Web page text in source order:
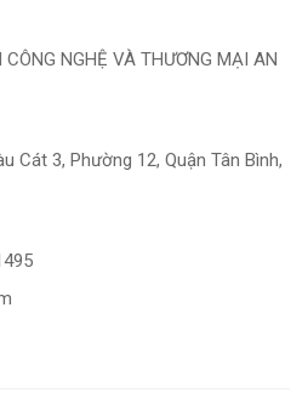
NGHỆ VÀ THƯƠNG MẠI AN
Cát 3, Phường 12, Quận Tân Bình,